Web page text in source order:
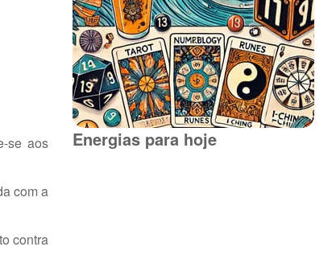
se aos
com a
contra
Energias para hoje